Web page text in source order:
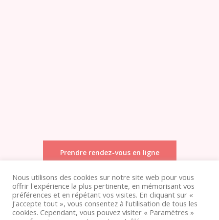
Prendre rendez-vous en ligne
© 2026 Charlotte LE BIHAN. Médecine traditionnelle
Nous utilisons des cookies sur notre site web pour vous
offrir l'expérience la plus pertinente, en mémorisant vos
préférences et en répétant vos visites. En cliquant sur «
J'accepte tout », vous consentez à l'utilisation de tous les
cookies. Cependant, vous pouvez visiter « Paramètres »